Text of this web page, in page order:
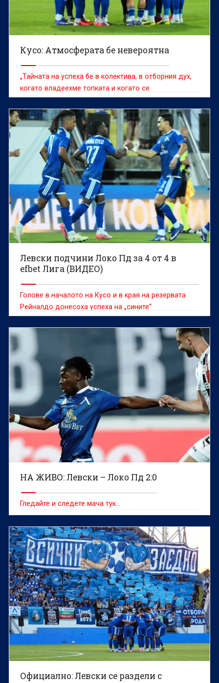
Кусо: Атмосферата бе невероятна
„Тайната на успеха бе в колектива, в отборния дух,
когато владеехме топката и когато се
защитавахме.“
Левски подчини Локо Пд за 4 от 4 в
efbet Лига (ВИДЕО)
Голове в началото на Кусо и в края на резервата
Рейналдо донесоха успеха на „сините“
НА ЖИВО: Левски – Локо Пд 2:0
Гледайте и следете мача тук…
Официално: Левски се раздели с